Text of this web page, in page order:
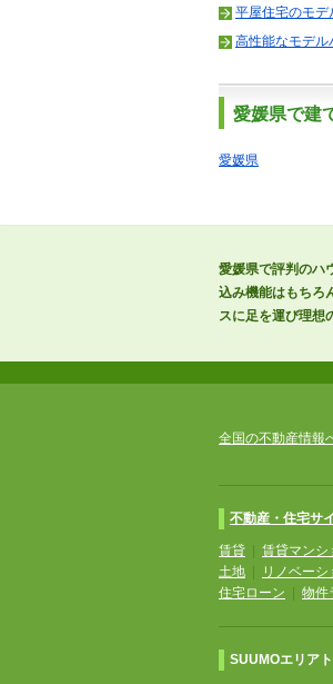
平屋住宅のモデ
高性能なモデル
愛媛県で建
愛媛県
愛媛県で評判のハ
込み機能はもちろ
スに足を運び理想
全国の不動産情報
不動産・住宅サ
賃貸 賃貸マンシ
土地
リノベーシ
住宅ローン
物件
SUUMOエリア